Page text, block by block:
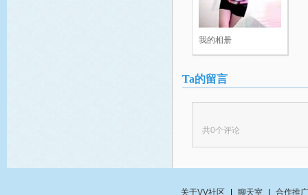
我的相册
Ta的留言
共0个评论
关于VV社区 聊天室 合作推广